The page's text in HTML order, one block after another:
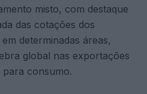
misto, com destaque
das cotações dos
determinadas áreas,
global nas exportações
consumo.